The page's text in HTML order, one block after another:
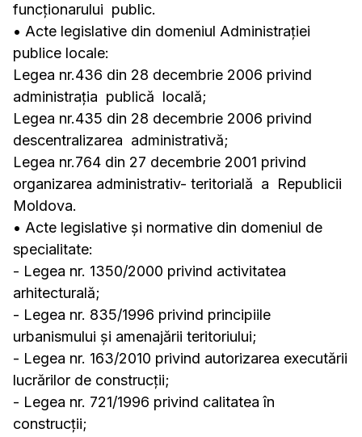
funcţionarului public.
• Acte legislative din domeniul Administraţiei
publice locale:
Legea nr.436 din 28 decembrie 2006 privind
administraţia publică locală;
Legea nr.435 din 28 decembrie 2006 privind
descentralizarea administrativă;
Legea nr.764 din 27 decembrie 2001 privind
organizarea administrativ- teritorială a Republicii
Moldova.
• Acte legislative și normative din domeniul de
specialitate:
- Legea nr. 1350/2000 privind activitatea
arhitecturală;
- Legea nr. 835/1996 privind principiile
urbanismului și amenajării teritoriului;
- Legea nr. 163/2010 privind autorizarea executării
lucrărilor de construcții;
- Legea nr. 721/1996 privind calitatea în
construcții;